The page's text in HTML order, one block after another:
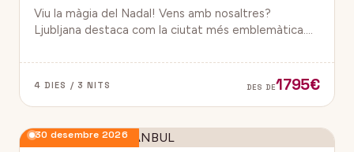
Viu la màgia del Nadal! Vens amb nosaltres?
Ljubljana destaca com la ciutat més emblemàtica.
destinacions nadalenques d’Europa.
4 DIES / 3 NITS DES DE1795€
30 desembre 2026